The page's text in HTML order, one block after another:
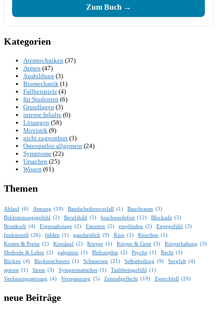
Zum Buch →
Kategorien
Atemtechniken (37)
Atmen (47)
Ausbildung (3)
Biomechanik (1)
Fallbeispiele (4)
für Studenten (6)
Grundlagen (3)
interne Inhalte (0)
Lösungen (58)
Movistik (9)
nicht zugeordnet (3)
Osteopathie allgemein (24)
Symptome (22)
Ursachen (25)
Wissen (61)
Themen
Ablauf (6) Atmung (18) Bandscheibenvorfall (1) Bauchraum (3)
Beklemmungsgefühl
(2) Berufsbild (5) beschwerdefrei (12) Blockade (5)
Brustkorb (4) Eigensabotage (2) Emotion (2) empfinden (2) Engegefühl
(3)
funktionell
(26) fühlen (1) ganzheitlich (9) Knie (1) Knochen (1)
Kosten & Preise (2) Kreislauf (2) Körper (1) Körper & Geist (3) Körperhaltung (3)
Methode & Lehre (2) palpation (1) Philosophie (2) Psyche (1) Recht (1)
Rücken (4) Rückenschmerz (1) Schmerzen (21) Selbstheilung (9) Sorgfalt (4)
spüren (1) Stress (3) Symptomatisches (1) Taubheitsgefühl
(1)
Verdauungsstörung (4) Verspannung (5) Zentralgeflecht (19) Zwerchfell (20)
neue Beiträge